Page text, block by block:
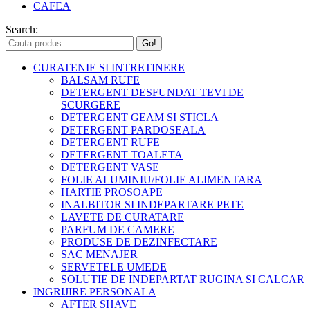
CAFEA
Search:
CURATENIE SI INTRETINERE
BALSAM RUFE
DETERGENT DESFUNDAT TEVI DE
SCURGERE
DETERGENT GEAM SI STICLA
DETERGENT PARDOSEALA
DETERGENT RUFE
DETERGENT TOALETA
DETERGENT VASE
FOLIE ALUMINIU/FOLIE ALIMENTARA
HARTIE PROSOAPE
INALBITOR SI INDEPARTARE PETE
LAVETE DE CURATARE
PARFUM DE CAMERE
PRODUSE DE DEZINFECTARE
SAC MENAJER
SERVETELE UMEDE
SOLUTIE DE INDEPARTAT RUGINA SI CALCAR
INGRIJIRE PERSONALA
AFTER SHAVE